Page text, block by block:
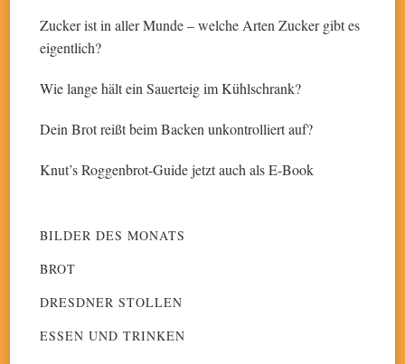
Zucker ist in aller Munde – welche Arten Zucker gibt es
eigentlich?
Wie lange hält ein Sauerteig im Kühlschrank?
Dein Brot reißt beim Backen unkontrolliert auf?
Knut’s Roggenbrot-Guide jetzt auch als E-Book
BILDER DES MONATS
BROT
DRESDNER STOLLEN
ESSEN UND TRINKEN